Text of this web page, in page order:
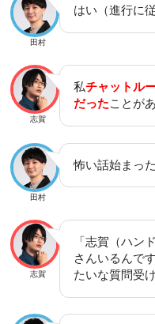
田村
はい（進行に
志賀
私チャットル
だったことが
田村
怖い話始まった
志賀
「志賀（ハン
さんいるんで
たいな質問受け